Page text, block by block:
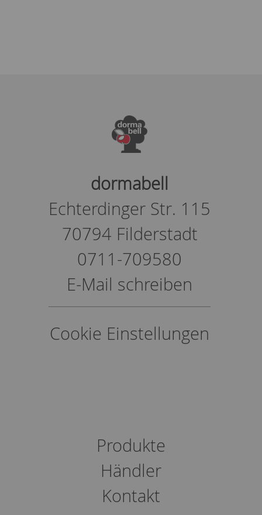
dormabell
Echterdinger Str. 115
70794 Filderstadt
0711-709580
E-Mail schreiben
Cookie Einstellungen
Produkte
Händler
Kontakt